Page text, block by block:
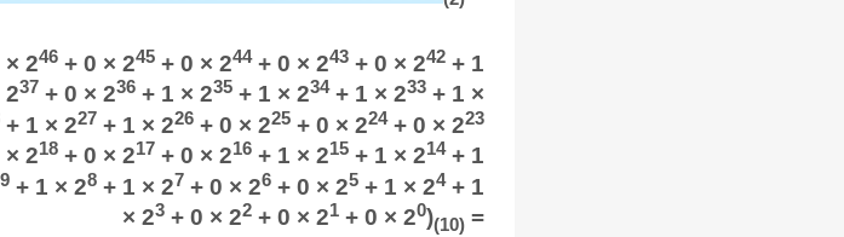
× 246+ 0 × 245+ 0 × 244+ 0 × 243+ 0 × 242+ 1
37 + 0 × 236+ 1 × 235+ 1 × 234+ 1 × 233+ 1 ×
+ 1 × 227 + 1 × 226+ 0 × 225+ 0 × 224+ 0 × 223
218+ 0 × 217 + 0 × 216+ 1 × 215+ 1 × 214+ 1
9+ 1 × 28+ 1 × 27 + 0 × 26+ 0 × 25+ 1 × 24+ 1
× 23+ 0 × 22+ 0 × 21+ 0 × 20)(10)=